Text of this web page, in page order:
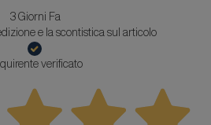
3 Giorni Fa
e la scontistica sul articolo
verificato